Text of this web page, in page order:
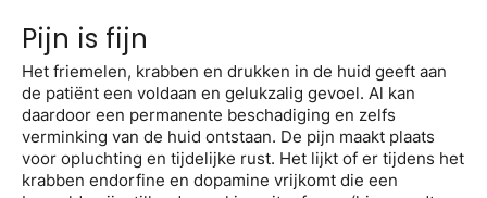
Pijn is fijn
Het friemelen, krabben en drukken in de huid geeft aan
de patiënt een voldaan en gelukzalig gevoel. Al kan
daardoor een permanente beschadiging en zelfs
verminking van de huid ontstaan. De pijn maakt plaats
voor opluchting en tijdelijke rust. Het lijkt of er tijdens het
krabben endorfine en dopamine vrijkomt die een